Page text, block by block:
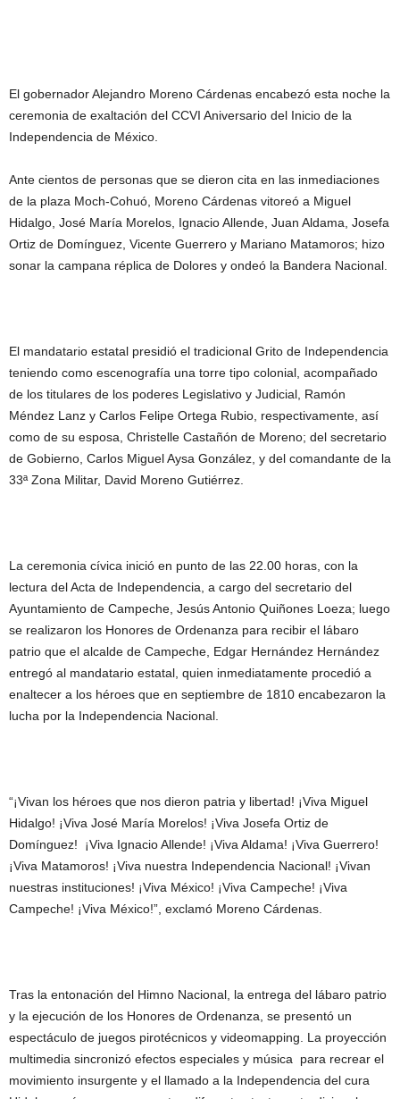
El gobernador Alejandro Moreno Cárdenas encabezó esta noche la
ceremonia de exaltación del CCVI Aniversario del Inicio de la
Independencia de México.
Ante cientos de personas que se dieron cita en las inmediaciones
de la plaza Moch-Cohuó, Moreno Cárdenas vitoreó a Miguel
Hidalgo, José María Morelos, Ignacio Allende, Juan Aldama, Josefa
Ortiz de Domínguez, Vicente Guerrero y Mariano Matamoros; hizo
sonar la campana réplica de Dolores y ondeó la Bandera Nacional.
El mandatario estatal presidió el tradicional Grito de Independencia
teniendo como escenografía una torre tipo colonial, acompañado
de los titulares de los poderes Legislativo y Judicial, Ramón
Méndez Lanz y Carlos Felipe Ortega Rubio, respectivamente, así
como de su esposa, Christelle Castañón de Moreno; del secretario
de Gobierno, Carlos Miguel Aysa González, y del comandante de la
33ª Zona Militar, David Moreno Gutiérrez.
La ceremonia cívica inició en punto de las 22.00 horas, con la
lectura del Acta de Independencia, a cargo del secretario del
Ayuntamiento de Campeche, Jesús Antonio Quiñones Loeza; luego
se realizaron los Honores de Ordenanza para recibir el lábaro
patrio que el alcalde de Campeche, Edgar Hernández Hernández
entregó al mandatario estatal, quien inmediatamente procedió a
enaltecer a los héroes que en septiembre de 1810 encabezaron la
lucha por la Independencia Nacional.
“¡Vivan los héroes que nos dieron patria y libertad! ¡Viva Miguel
Hidalgo! ¡Viva José María Morelos! ¡Viva Josefa Ortiz de
Domínguez! ¡Viva Ignacio Allende! ¡Viva Aldama! ¡Viva Guerrero!
¡Viva Matamoros! ¡Viva nuestra Independencia Nacional! ¡Vivan
nuestras instituciones! ¡Viva México! ¡Viva Campeche! ¡Viva
Campeche! ¡Viva México!”, exclamó Moreno Cárdenas.
Tras la entonación del Himno Nacional, la entrega del lábaro patrio
y la ejecución de los Honores de Ordenanza, se presentó un
espectáculo de juegos pirotécnicos y videomapping. La proyección
multimedia sincronizó efectos especiales y música para recrear el
movimiento insurgente y el llamado a la Independencia del cura